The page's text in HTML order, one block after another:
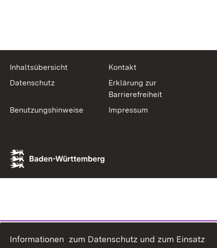
Inhaltsübersicht
Kontakt
Datenschutz
Erklärung zur
Barrierefreiheit
Benutzungshinweise
Impressum
Informationen zum Datenschutz und zum Einsatz